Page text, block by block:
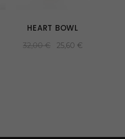
HEART BOWL
32,00€ 25,60 €